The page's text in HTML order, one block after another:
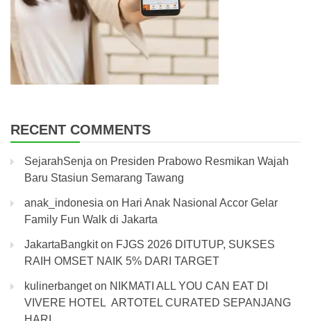
RECENT COMMENTS
SejarahSenja on Presiden Prabowo Resmikan Wajah
Baru Stasiun Semarang Tawang
anak_indonesia on Hari Anak Nasional Accor Gelar
Family Fun Walk di Jakarta
JakartaBangkiton FJGS 2026 DITUTUP, SUKSES
RAIH OMSET NAIK 5% DARI TARGET
kulinerbangeton NIKMATI ALL YOU CAN EAT DI
VIVERE HOTEL ARTOTEL CURATED SEPANJANG